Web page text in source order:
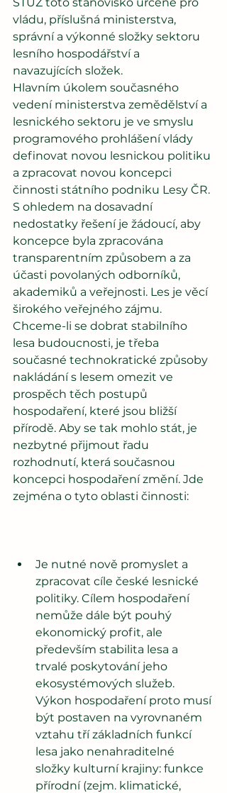
vládu, příslušná ministerstva,
správní a výkonné složky sektoru
lesního hospodářství a
navazujících složek.
Hlavním úkolem současného
vedení ministerstva zemědělství a
lesnického sektoru je ve smyslu
programového prohlášení vlády
definovat novou lesnickou politiku
a zpracovat novou koncepci
činnosti státního podniku Lesy ČR.
S ohledem na dosavadní
nedostatky řešení je žádoucí, aby
koncepce byla zpracována
transparentním způsobem a za
účasti povolaných odborníků,
akademiků a veřejnosti. Les je věcí
širokého veřejného zájmu.
Chceme-li se dobrat stabilního
lesa budoucnosti, je třeba
současné technokratické způsoby
nakládání s lesem omezit ve
prospěch těch postupů
hospodaření, které jsou bližší
přírodě. Aby se tak mohlo stát, je
nezbytné přijmout řadu
rozhodnutí, která současnou
koncepci hospodaření změní. Jde
zejména o tyto oblasti činnosti:
Je nutné nově promyslet a
zpracovat cíle české lesnické
politiky. Cílem hospodaření
nemůže dále být pouhý
ekonomický profit, ale
především stabilita lesa a
trvalé poskytování jeho
ekosystémových služeb.
Výkon hospodaření proto musí
být postaven na vyrovnaném
vztahu tří základních funkcí
lesa jako nenahraditelné
složky kulturní krajiny: funkce
přírodní (zejm. klimatické,